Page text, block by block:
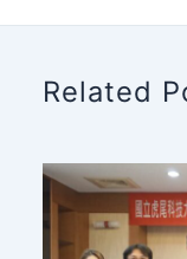
Related